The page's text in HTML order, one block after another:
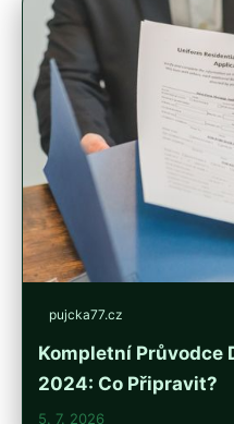
pujcka77.cz
Kompletní Průvodce
2024: Co Připravit?
5. 7. 2026